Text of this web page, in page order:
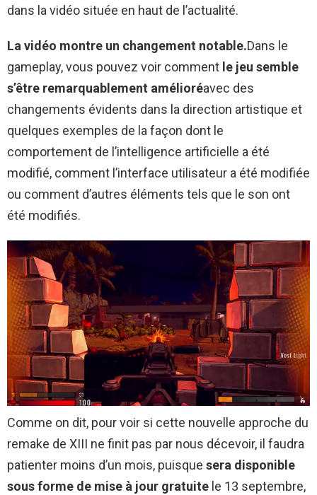
dans la vidéo située en haut de l’actualité.
La vidéo montre un changement notable.Dans le
gameplay, vous pouvez voir comment le jeu semble
s’être remarquablement amélioréavec des
changements évidents dans la direction artistique et
quelques exemples de la façon dont le
comportement de l’intelligence artificielle a été
modifié, comment l’interface utilisateur a été modifiée
ou comment d’autres éléments tels que le son ont
été modifiés.
Comme on dit, pour voir si cette nouvelle approche du
remake de XIII ne finit pas par nous décevoir, il faudra
patienter moins d’un mois, puisque sera disponible
sous forme de mise à jour gratuite le 13 septembre,